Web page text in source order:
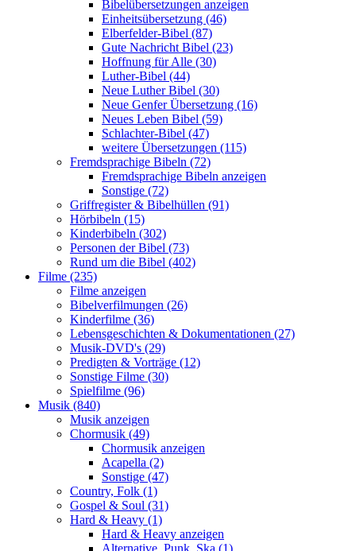
Bibelübersetzungen anzeigen
Einheitsübersetzung (46)
Elberfelder-Bibel (87)
Gute Nachricht Bibel (23)
Hoffnung für Alle (30)
Luther-Bibel (44)
Neue Luther Bibel (30)
Neue Genfer Übersetzung (16)
Neues Leben Bibel (59)
Schlachter-Bibel (47)
weitere Übersetzungen (115)
Fremdsprachige Bibeln (72)
Fremdsprachige Bibeln anzeigen
Sonstige (72)
Griffregister & Bibelhüllen (91)
Hörbibeln (15)
Kinderbibeln (302)
Personen der Bibel (73)
Rund um die Bibel (402)
Filme (235)
Filme anzeigen
Bibelverfilmungen (26)
Kinderfilme (36)
Lebensgeschichten & Dokumentationen (27)
Musik-DVD's (29)
Predigten & Vorträge (12)
Sonstige Filme (30)
Spielfilme (96)
Musik (840)
Musik anzeigen
Chormusik (49)
Chormusik anzeigen
Acapella (2)
Sonstige (47)
Country, Folk (1)
Gospel & Soul (31)
Hard & Heavy (1)
Hard & Heavy anzeigen
Alternative, Punk, Ska (1)